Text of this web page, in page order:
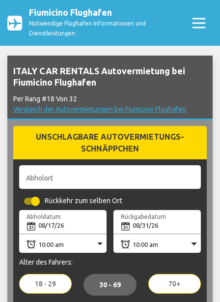
Fiumicino Flughafen
Notwendige Flughafen Informationen und
Dienstleistungen
ITALY CAR RENTALS Autovermietung bei
Fiumicino Flughafen
Per Rang #18 Von 32
Vergleich der Autovermietungen bei Fiumicino Flughafen
UNSCHLAGBARE AUTOVERMIETUNGS-
SCHNÄPPCHEN
Abholort
Rückkehr zum selben Ort
Abholdatum Rückgabedatum
Alter des Fahrers:
18 - 29 30 - 69 70+